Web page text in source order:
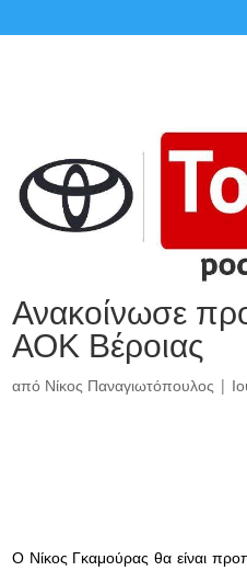
Ανακοίνωσε
ΑΟΚ Βέροιας
από Νίκος Παναγιωτόπουλος |
Ο Νίκος Γκαμούρας θα είναι